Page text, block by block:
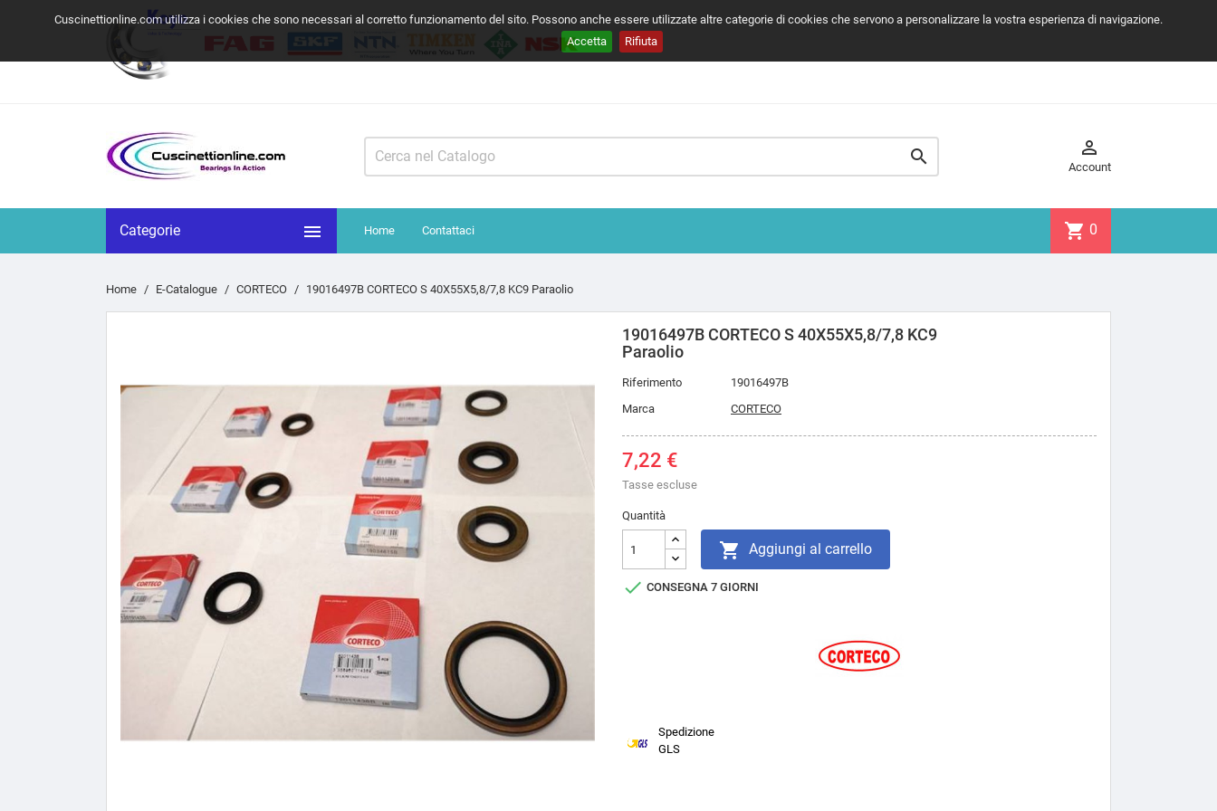
Cuscinettionline.com utilizza i cookies che sono necessari al corretto funzionamento del sito. Possono anche essere utilizzate altre categorie di cookies che servono a personalizzare la vostra esperienza di navigazione.
Accetta
Rifiuta
 
Account
Categorie  Home Contattaci shopping_cart 0
Home E-Catalogue CORTECO 19016497B CORTECO S 40X55X5,8/7,8 KC9 Paraolio
19016497B CORTECO S 40X55X5,8/7,8 KC9
Paraolio
Riferimento
19016497B
Marca
CORTECO
7,22 €
Tasse escluse
Quantità
 Aggiungi al carrello
 CONSEGNA 7 GIORNI
Spedizione
GLS